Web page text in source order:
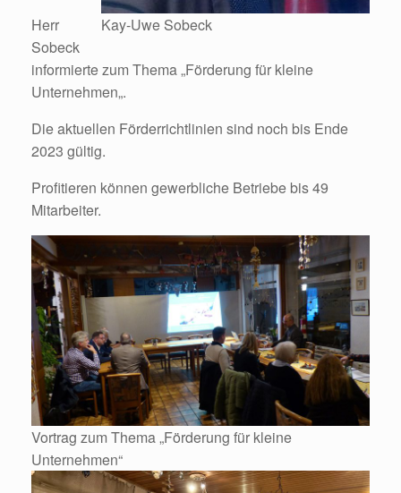
Kay-Uwe Sobeck
Herr
Sobeck
informierte zum Thema „Förderung für kleine
Unternehmen„.
Die aktuellen Förderrichtlinien sind noch bis Ende
2023 gültig.
Profitieren können gewerbliche Betriebe bis 49
Mitarbeiter.
Vortrag zum Thema „Förderung für kleine
Unternehmen“